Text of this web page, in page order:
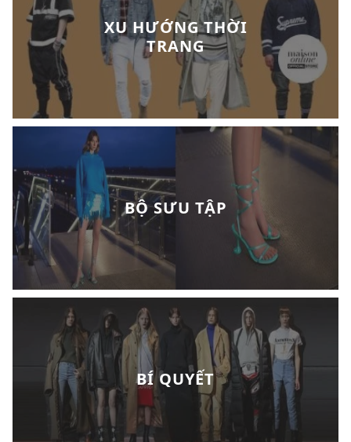
XU HƯỚNG THỜI
TRANG
BỘ SƯU TẬP
BÍ QUYẾT